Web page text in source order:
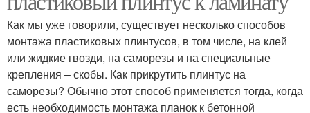
Как мы уже говорили, существует несколько способов
монтажа пластиковых плинтусов, в том числе, на клей
или жидкие гвозди, на саморезы и на специальные
крепления – скобы. Как прикрутить плинтус на
саморезы? Обычно этот способ применяется тогда, когда
есть необходимость монтажа планок к бетонной